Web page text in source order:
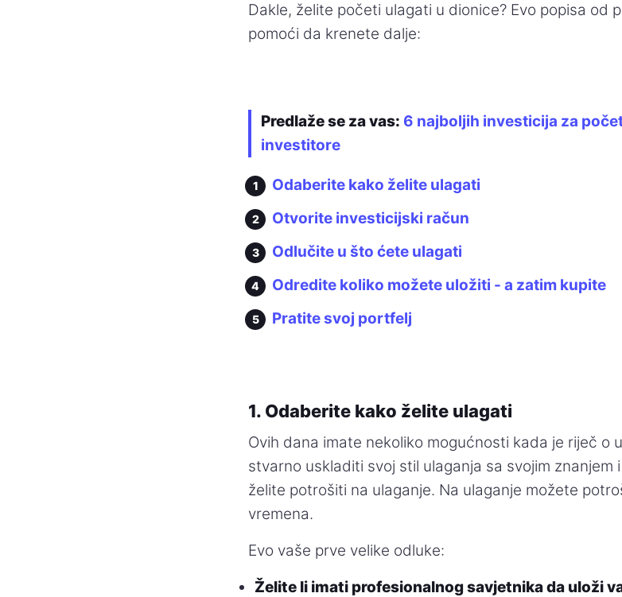
Dakle, želite početi ulagati u dionice? Evo popisa od
pomoći da krenete dalje:
Predlaže se za vas: 6 najboljih investicija za
investitore
Odaberite kako želite ulagati
Otvorite investicijski račun
Odlučite u što ćete ulagati
Odredite koliko možete uložiti - a zatim kupite
Pratite svoj portfelj
1. Odaberite kako želite ulagati
Ovih dana imate nekoliko mogućnosti kada je riječ o
stvarno uskladiti svoj stil ulaganja sa svojim znanjem
želite potrošiti na ulaganje. Na ulaganje možete
vremena.
Evo vaše prve velike odluke:
Želite li imati profesionalnog savjetnika da uloži